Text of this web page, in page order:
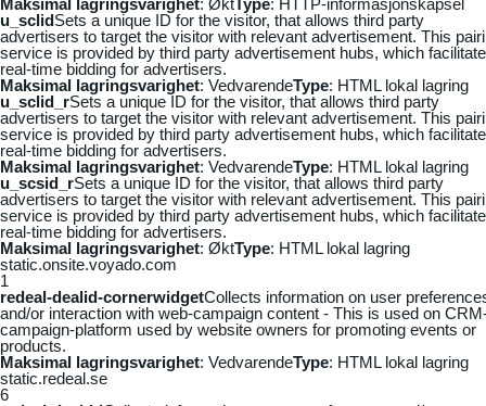
u_sclidSets a unique ID for the visitor, that allows third party
advertisers to target the visitor with relevant advertisement. This
service is provided by third party advertisement hubs, which
real-time bidding for advertisers.
Maksimal lagringsvarighet: VedvarendeType: HTML lokal lagring
u_sclid_rSets a unique ID for the visitor, that allows third party
advertisers to target the visitor with relevant advertisement. This
service is provided by third party advertisement hubs, which
real-time bidding for advertisers.
Maksimal lagringsvarighet: VedvarendeType: HTML lokal lagring
u_scsid_rSets a unique ID for the visitor, that allows third party
advertisers to target the visitor with relevant advertisement. This
service is provided by third party advertisement hubs, which
real-time bidding for advertisers.
Maksimal lagringsvarighet: ØktType: HTML lokal lagring
static.onsite.voyado.com
1
redeal-dealid-cornerwidgetCollects information on user
and/or interaction with web-campaign content - This is used on
campaign-platform used by website owners for promoting events or
products.
Maksimal lagringsvarighet: VedvarendeType: HTML lokal lagring
static.redeal.se
6